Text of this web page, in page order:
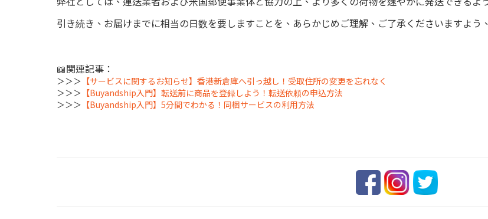
引き続き、お届けまでに相当の日数を要しますことを、あらかじめご理解、ご了承くださいますよう
📖関連記事：
＞＞＞ 【サービスに関するお知らせ】香港新倉庫へ引っ越し！受取住所の変更を忘れなく
＞＞＞ 【Buyandship入門】転送前に商品を登録しよう！転送依頼の申込方法
＞＞＞ 【Buyandship入門】5分間でわかる！同梱サービスの利用方法